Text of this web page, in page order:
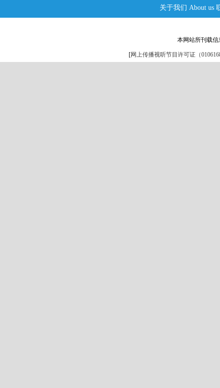
关于我们 About us
本网站所刊载
[网上传播视听节目许可证（